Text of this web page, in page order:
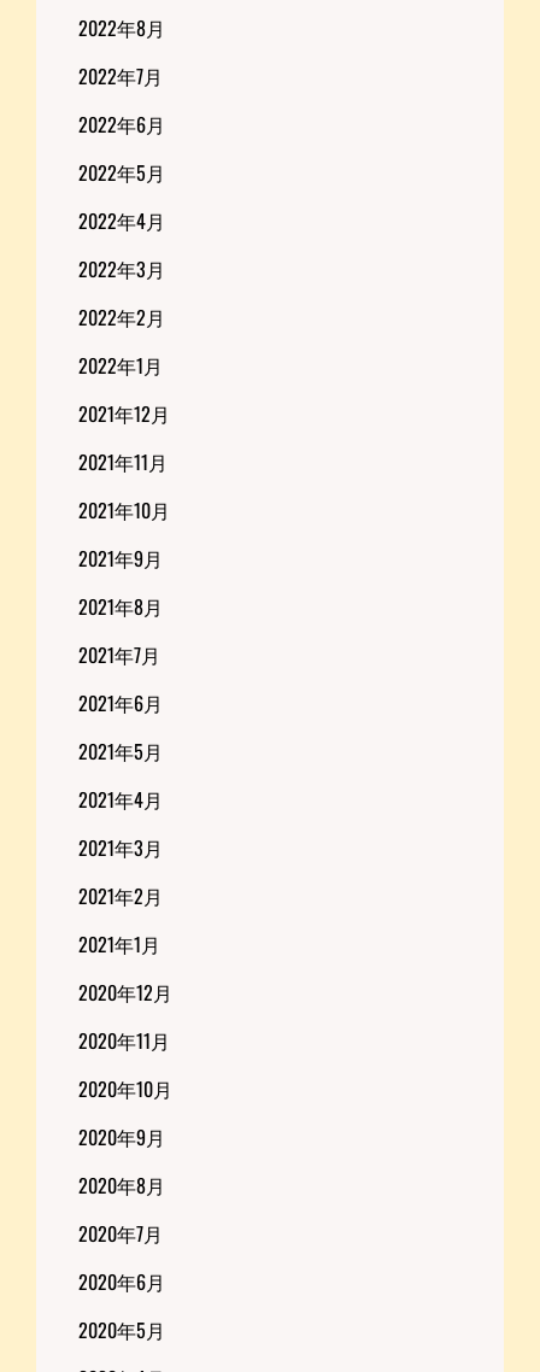
2022年8月
2022年7月
2022年6月
2022年5月
2022年4月
2022年3月
2022年2月
2022年1月
2021年12月
2021年11月
2021年10月
2021年9月
2021年8月
2021年7月
2021年6月
2021年5月
2021年4月
2021年3月
2021年2月
2021年1月
2020年12月
2020年11月
2020年10月
2020年9月
2020年8月
2020年7月
2020年6月
2020年5月